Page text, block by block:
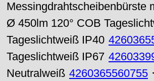
Messingdrahtscheibenbürste
Ø 450lm 120° COB
Tageslichtweiß IP40
Tageslichtweiß IP67
Neutralweiß 4260365560755